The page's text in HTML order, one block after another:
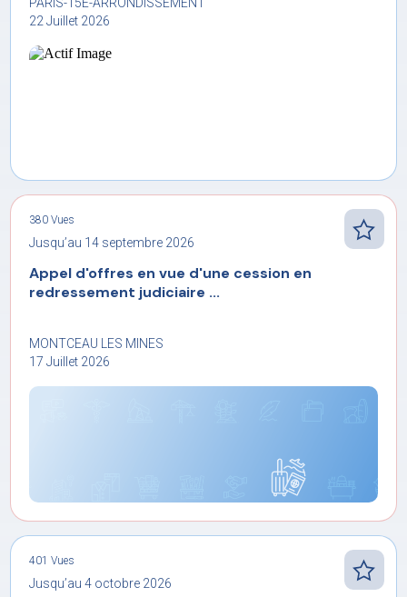
22 Juillet 2026
380 Vues
Jusqu’au 14 septembre 2026
Appel d'offres en vue d'une cession en
redressement judiciaire ...
MONTCEAU LES MINES
17 Juillet 2026
401 Vues
Jusqu’au 4 octobre 2026